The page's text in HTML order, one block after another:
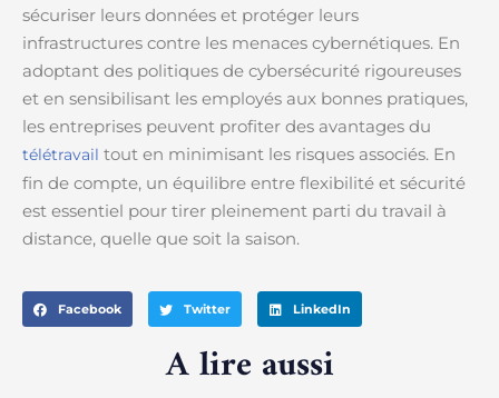
sécuriser leurs données et protéger leurs
infrastructures contre les menaces cybernétiques. En
adoptant des politiques de cybersécurité rigoureuses
et en sensibilisant les employés aux bonnes pratiques,
les entreprises peuvent profiter des avantages du
télétravail tout en minimisant les risques associés. En
fin de compte, un équilibre entre flexibilité et sécurité
est essentiel pour tirer pleinement parti du travail à
distance, quelle que soit la saison.
Facebook Twitter LinkedIn
A lire aussi